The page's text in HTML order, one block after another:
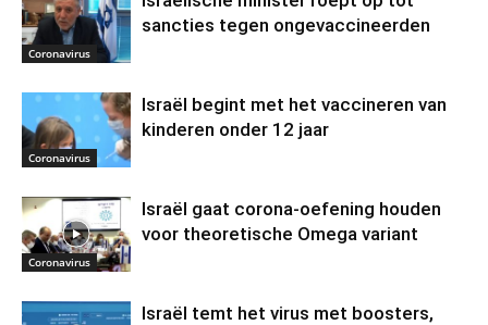
Coronavirus
sancties tegen ongevaccineerden
Coronavirus
Israël begint met het vaccineren van
kinderen onder 12 jaar
Coronavirus
Israël gaat corona-oefening houden
voor theoretische Omega variant
Israël temt het virus met boosters,